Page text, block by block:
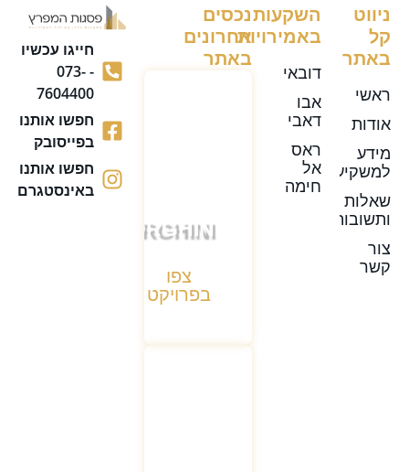
ניווט
קל
באתר
ראשי
אודות
מידע
למשקיע
שאלות
ותשובות
צור
קשר
השקעות
באמירויות
דובאי
אבו
דאבי
ראס
אל
חימה
נכסים
אחרונים
באתר
LAMBORGHINI
צפו
בפרויקט
חייגו עכשיו
- 073-
7604400
חפשו אותנו
בפייסובק
חפשו אותנו
באינסטגרם